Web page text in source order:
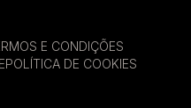
E CONDIÇÕES
POLÍTICA DE COOKIES